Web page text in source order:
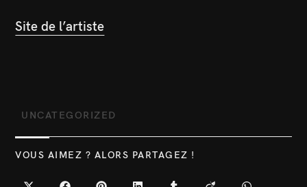
Site de l’artiste
UNCATEGORIZED
VOUS AIMEZ ? ALORS PARTAGEZ !